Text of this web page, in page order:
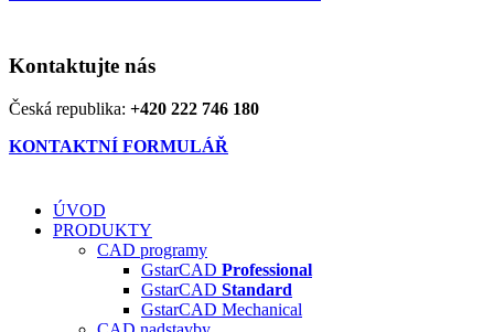
Kontaktujte nás
Česká republika: +420 222 746 180
KONTAKTNÍ FORMULÁŘ
ÚVOD
PRODUKTY
CAD programy
GstarCAD Professional
GstarCAD Standard
GstarCAD Mechanical